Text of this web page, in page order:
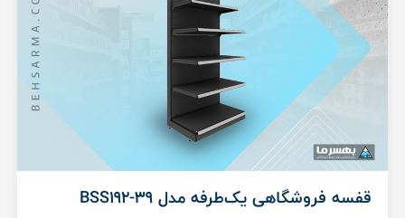
قفسه فروشگاهی یک‌طرفه مدل BSS192-39